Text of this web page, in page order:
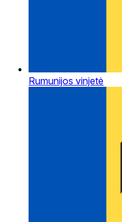
Rumunijos vinjetė